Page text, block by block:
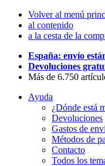
Volver al menú
al contenido
a la cesta de la
España: envío
Devoluciones
Más de 6.750
Ayuda
¿Dónde está
Devoluciones
Gastos de
Métodos de
Contacto
Todos los